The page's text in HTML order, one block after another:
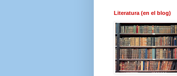
Literatura (en el blog)